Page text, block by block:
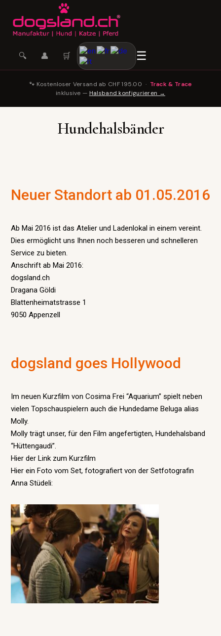
🔍 👤 🛒 ☰
🐾 Kostenloser Versand ab CHF 195.00 · Track & Trace
inklusive — Halsband konfigurieren →
Hundehalsbänder
Neuer Standort ab 01.05.2016
Ab Mai 2016 ist das Atelier und Ladenlokal in einem vereint.
Dies ermöglicht uns Ihnen noch besseren und schnelleren
Service zu bieten.
Anschrift ab Mai 2016:
dogsland.ch
Dragana Göldi
Blattenheimatstrasse 1
9050 Appenzell
dogsland goes Hollywood
Im neuen Kurzfilm von Cosima Frei “Aquarium” spielt neben
vielen Topschauspielern auch die Hundedame Beluga alias
Molly.
Molly trägt unser, für den Film angefertigten, Hundehalsband
“Hüttengaudi”.
Hier der Link zum Kurzfilm
Hier ein Foto vom Set, fotografiert von der Setfotografin
Anna Stüdeli: